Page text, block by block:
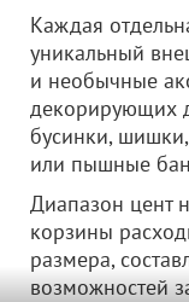
Каждая
уникальный
и необычные
декорирующих
бусинки,
или пышные
Диапазон цент
корзины
размера,
возможностей